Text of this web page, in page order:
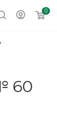
0
60